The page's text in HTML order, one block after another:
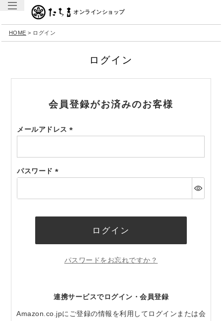
オンラインショップ
HOME ログイン
ログイン
会員登録がお済みのお客様
メールアドレス
須)
パスワード
須)
ログイン
パスワードをお忘れですか？
連携サービスでログイン・会員登録
Amazon.co.jpにご登録の情報を利用してログインまたは会